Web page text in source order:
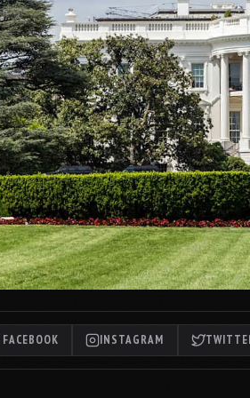
FACEBOOK INSTAGRAM